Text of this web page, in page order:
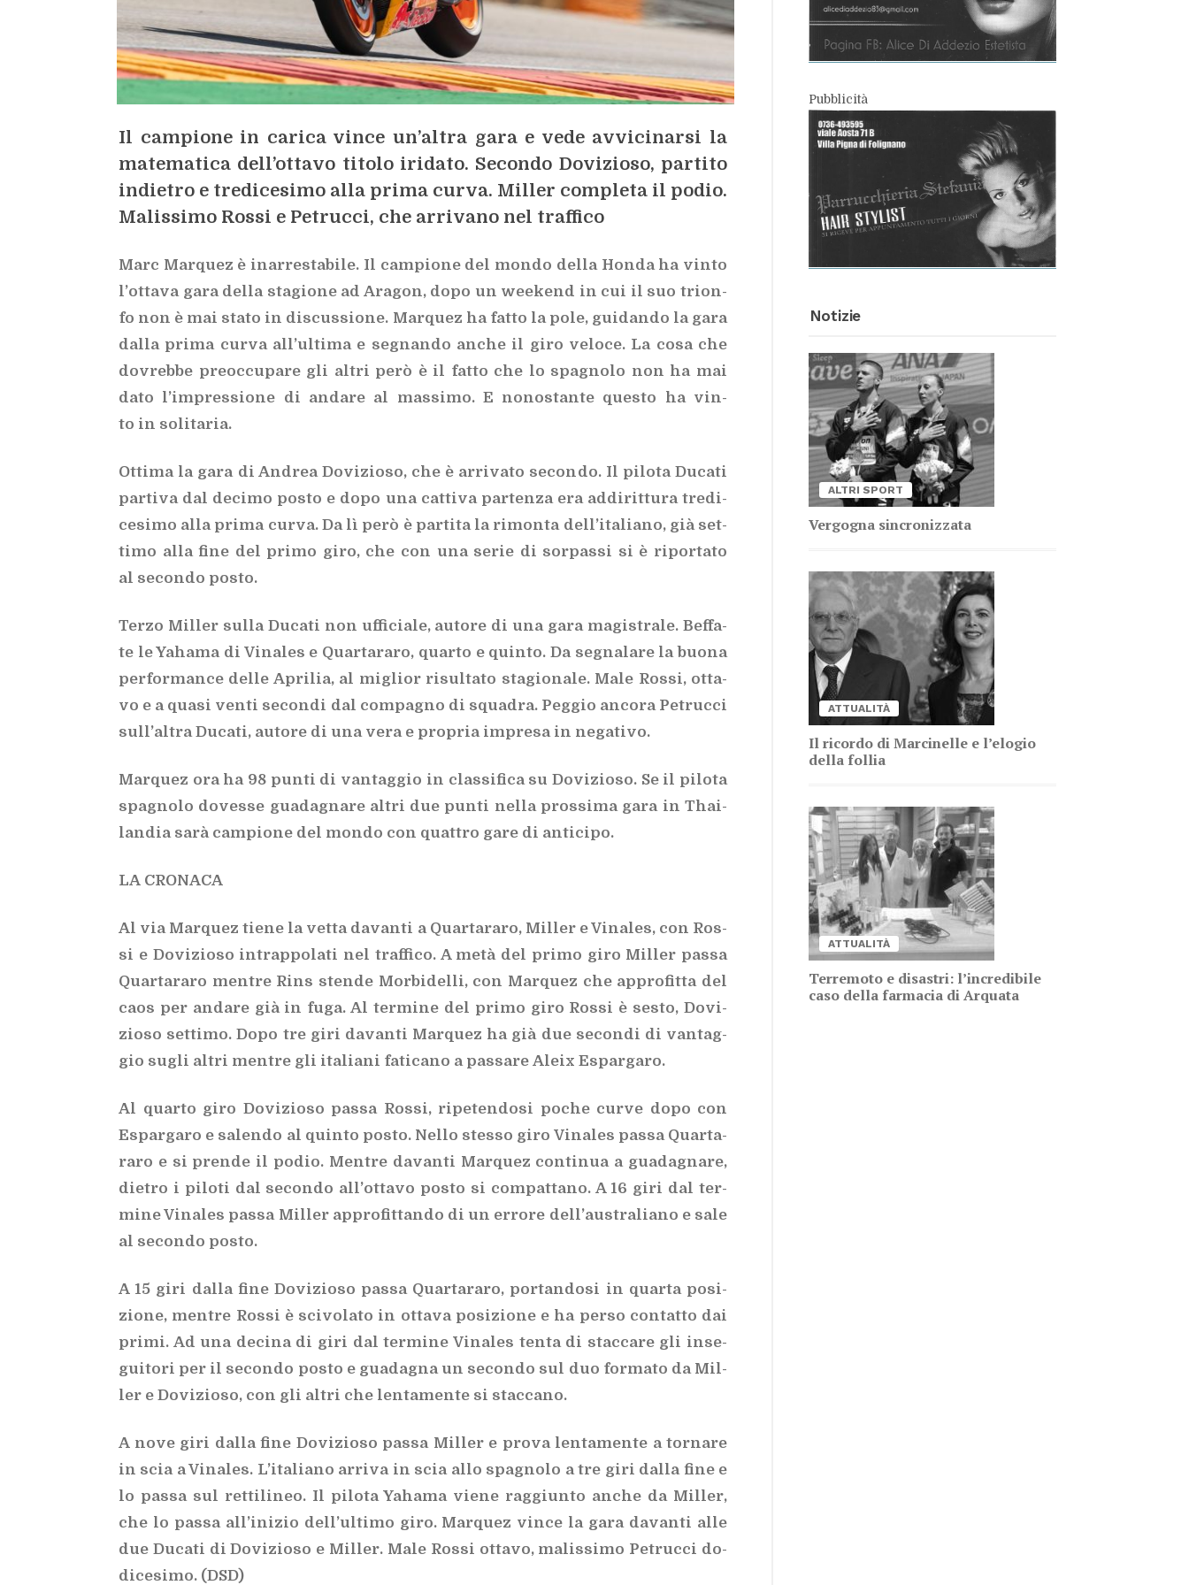
Il cam­pio­ne in ca­ri­ca vin­ce un’al­tra gara e vede av­vi­ci­nar­si la
ma­te­ma­ti­ca del­l’ot­ta­vo ti­to­lo iri­da­to. Se­con­do Do­vi­zio­so, par­ti­to
in­die­tro e tre­di­ce­si­mo alla pri­ma cur­va. Mil­ler com­ple­ta il po­dio.
Ma­lis­si­mo Ros­si e Pe­truc­ci, che ar­ri­va­no nel traf­fi­co
Marc Mar­quez è inar­re­sta­bi­le. Il cam­pio­ne del mon­do del­la Hon­da ha vin­to
l’ot­ta­va gara del­la sta­gio­ne ad Ara­gon, dopo un wee­kend in cui il suo trion­
fo non è mai sta­to in di­scus­sio­ne. Mar­quez ha fat­to la pole, gui­dan­do la gara
dal­la pri­ma cur­va al­l’ul­ti­ma e se­gnan­do an­che il giro ve­lo­ce. La cosa che
do­vreb­be pre­oc­cu­pa­re gli al­tri però è il fat­to che lo spa­gno­lo non ha mai
dato l’im­pres­sio­ne di an­da­re al mas­si­mo. E no­no­stan­te que­sto ha vin­
to in so­li­ta­ria.
Ot­ti­ma la gara di An­drea Do­vi­zio­so, che è ar­ri­va­to se­con­do. Il pi­lo­ta Du­ca­ti
par­ti­va dal de­ci­mo po­sto e dopo una cat­ti­va par­ten­za era ad­di­rit­tu­ra tre­di­
ce­si­mo alla pri­ma cur­va. Da lì però è par­ti­ta la ri­mon­ta del­l’i­ta­lia­no, già set­
ti­mo alla fine del pri­mo giro, che con una se­rie di sor­pas­si si è ri­por­ta­to
al se­con­do po­sto.
Ter­zo Mil­ler sul­la Du­ca­ti non uf­fi­cia­le, au­to­re di una gara ma­gi­stra­le. Bef­fa­
te le Ya­ha­ma di Vi­na­les e Quar­ta­ra­ro, quar­to e quin­to. Da se­gna­la­re la buo­na
per­for­man­ce del­le Apri­lia, al mi­glior ri­sul­ta­to sta­gio­na­le. Male Ros­si, ot­ta­
vo e a qua­si ven­ti se­con­di dal com­pa­gno di squa­dra. Peg­gio an­co­ra Pe­truc­ci
sul­l’al­tra Du­ca­ti, au­to­re di una vera e pro­pria im­pre­sa in ne­ga­ti­vo.
Mar­quez ora ha 98 pun­ti di van­tag­gio in clas­si­fi­ca su Do­vi­zio­so. Se il pi­lo­ta
spa­gno­lo do­ves­se gua­da­gna­re al­tri due pun­ti nel­la pros­si­ma gara in Thai­
lan­dia sarà cam­pio­ne del mon­do con quat­tro gare di an­ti­ci­po.
LA CRO­NA­CA
Al via Mar­quez tie­ne la vet­ta da­van­ti a Quar­ta­ra­ro, Mil­ler e Vi­na­les, con Ros­
si e Do­vi­zio­so in­trap­po­la­ti nel traf­fi­co. A metà del pri­mo giro Mil­ler pas­sa
Quar­ta­ra­ro men­tre Rins sten­de Mor­bi­del­li, con Mar­quez che ap­pro­fit­ta del
caos per an­da­re già in fuga. Al ter­mi­ne del pri­mo giro Ros­si è se­sto, Do­vi­
zio­so set­ti­mo. Dopo tre giri da­van­ti Mar­quez ha già due se­con­di di van­tag­
gio su­gli al­tri men­tre gli ita­lia­ni fa­ti­ca­no a pas­sa­re Aleix Espar­ga­ro.
Al quar­to giro Do­vi­zio­so pas­sa Ros­si, ri­pe­ten­do­si po­che cur­ve dopo con
Espar­ga­ro e sa­len­do al quin­to po­sto. Nel­lo stes­so giro Vi­na­les pas­sa Quar­ta­
ra­ro e si pren­de il po­dio. Men­tre da­van­ti Mar­quez con­ti­nua a gua­da­gna­re,
die­tro i pi­lo­ti dal se­con­do al­l’ot­ta­vo po­sto si com­pat­ta­no. A 16 giri dal ter­
mi­ne Vi­na­les pas­sa Mil­ler ap­pro­fit­tan­do di un er­ro­re del­l’au­stra­lia­no e sale
al se­con­do po­sto.
A 15 giri dal­la fine Do­vi­zio­so pas­sa Quar­ta­ra­ro, por­tan­do­si in quar­ta po­si­
zio­ne, men­tre Ros­si è sci­vo­la­to in ot­ta­va po­si­zio­ne e ha per­so con­tat­to dai
pri­mi. Ad una de­ci­na di giri dal ter­mi­ne Vi­na­les ten­ta di stac­ca­re gli in­se­
gui­to­ri per il se­con­do po­sto e gua­da­gna un se­con­do sul duo for­ma­to da Mil­
ler e Do­vi­zio­so, con gli al­tri che len­ta­men­te si stac­ca­no.
A nove giri dal­la fine Do­vi­zio­so pas­sa Mil­ler e pro­va len­ta­men­te a tor­na­re
in scia a Vi­na­les. L’i­ta­lia­no ar­ri­va in scia allo spa­gno­lo a tre giri dal­la fine e
lo pas­sa sul ret­ti­li­neo. Il pi­lo­ta Ya­ha­ma vie­ne rag­giun­to an­che da Mil­ler,
che lo pas­sa al­l’i­ni­zio del­l’ul­ti­mo giro. Mar­quez vin­ce la gara da­van­ti alle
due Du­ca­ti di Do­vi­zio­so e Mil­ler. Male Ros­si ot­ta­vo, ma­lis­si­mo Pe­truc­ci do­
di­ce­si­mo. (DSD)
Pub­bli­ci­tà
No­ti­zie
AL­TRI SPORT
Ver­go­gna sin­cro­niz­za­ta
AT­TUA­LI­TÀ
Il ri­cor­do di Mar­ci­nel­le e l’e­lo­gio
del­la fol­lia
AT­TUA­LI­TÀ
Ter­re­mo­to e di­sa­stri: l’in­cre­di­bi­le
caso del­la far­ma­cia di Ar­qua­ta